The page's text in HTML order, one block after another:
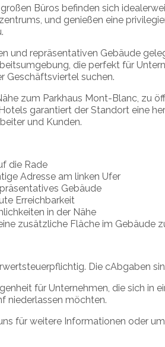
großen Büros befinden sich
und genießen eine
und repräsentativen Gebäude
die perfekt für
Geschäftsviertel suchen.
zum Parkhaus Mont-Blanc, zu
garantiert der Standort eine
und Kunden.
die Rade
Adresse am linken Ufer
Gebäude
Erreichbarkeit
in der Nähe
zusätzliche Fläche im Gebäude
Die cAbgaben
für Unternehmen, die sich in
niederlassen möchten.
für weitere Informationen oder